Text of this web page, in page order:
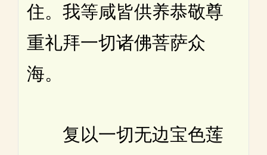
住。我等咸皆供养恭敬尊
重礼拜一切诸佛菩萨众
海。
复以一切无边宝色莲